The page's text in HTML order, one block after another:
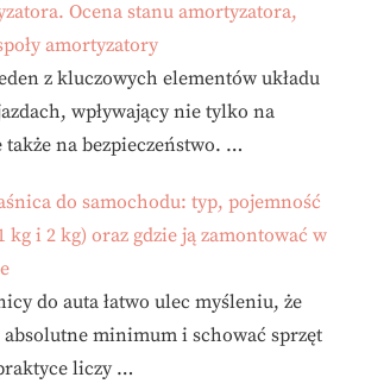
Ocena stanu amortyzatora,
amortyzatory
z kluczowych elementów układu
wpływający nie tylko na
na bezpieczeństwo. …
do samochodu: typ, pojemność
kg i 2 kg) oraz gdzie ją zamontować w
do auta łatwo ulec myśleniu, że
absolutne minimum i schować sprzęt
liczy …